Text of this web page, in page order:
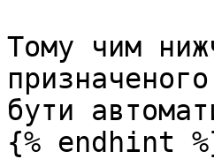
Тому чим
бути
{% endhint